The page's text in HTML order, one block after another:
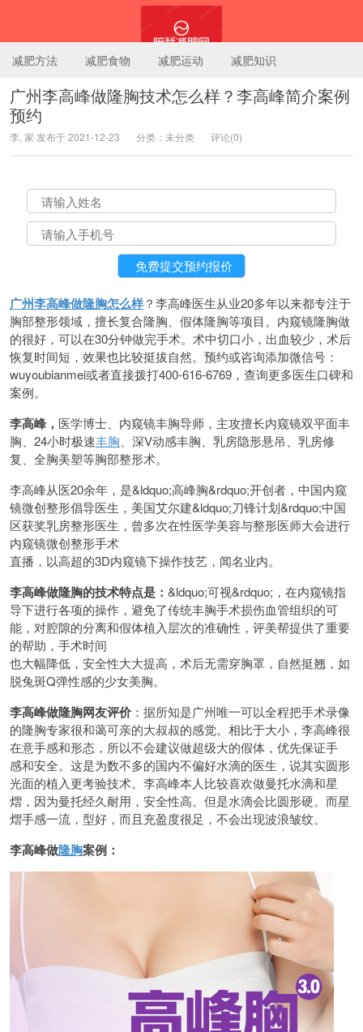
减肥方法 减肥食物 减肥运动 减肥知识
广州李高峰做隆胸技术怎么样？李高峰简介案例
预约
李, 家 发布于 2021-12-23 分类：未分类 评论(0)
广州李高峰做隆胸怎么样？李高峰医生从业20多年以来都专注于
胸部整形领域，擅长复合隆胸、假体隆胸等项目。内窥镜隆胸做
的很好，可以在30分钟做完手术。术中切口小，出血较少，术后
恢复时间短，效果也比较挺拔自然。预约或咨询添加微信号：
wuyoubianmei或者直接拨打400-616-6769，查询更多医生口碑和
案例。
李高峰， 医学博士、内窥镜丰胸导师，主攻擅长内窥镜双平面丰
胸、24小时极速丰胸 、深V动感丰胸、乳房隐形悬吊、乳房修
复、全胸美塑等胸部整形术。
李高峰从医20余年，是&ldquo;高峰胸&rdquo;开创者，中国内窥
镜微创整形倡导医生，美国艾尔建&ldquo;刀锋计划&rdquo;中国
区获奖乳房整形医生，曾多次在性医学美容与整形医师大会进行
内窥镜微创整形手术
直播，以高超的3D内窥镜下操作技艺，闻名业内。
李高峰做隆胸的技术特点是： &ldquo;可视&rdquo;，在内窥镜指
导下进行各项的操作，避免了传统丰胸手术损伤血管组织的可
能，对腔隙的分离和假体植入层次的准确性，评美帮提供了重要
的帮助，手术时间
也大幅降低，安全性大大提高，术后无需穿胸罩，自然挺翘，如
脱兔斑Q弹性感的少女美胸。
李高峰做隆胸网友评价 ：据所知是广州唯一可以全程把手术录像
的隆胸专家很和蔼可亲的大叔叔的感觉。相比于大小，李高峰很
在意手感和形态，所以不会建议做超级大的假体，优先保证手
感和安全。这是为数不多的国内不偏好水滴的医生，说其实圆形
光面的植入更考验技术。李高峰本人比较喜欢做曼托水滴和星
熠，因为曼托经久耐用，安全性高。但是水滴会比圆形硬。而星
熠手感一流，型好，而且充盈度很足，不会出现波浪皱纹。
李高峰做隆胸案例：